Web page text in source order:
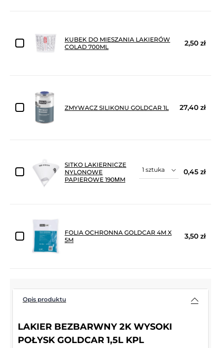
KUBEK DO MIESZANIA LAKIERÓW
COLAD 700ML
2,50 zł
ZMYWACZ SILIKONU GOLDCAR 1L 27,40 zł
SITKO LAKIERNICZE
NYLONOWE
PAPIEROWE 190ΜM
0,45 zł
FOLIA OCHRONNA GOLDCAR 4M X
5M
3,50 zł
Opis produktu
LAKIER BEZBARWNY 2K WYSOKI
POŁYSK GOLDCAR 1,5L KPL